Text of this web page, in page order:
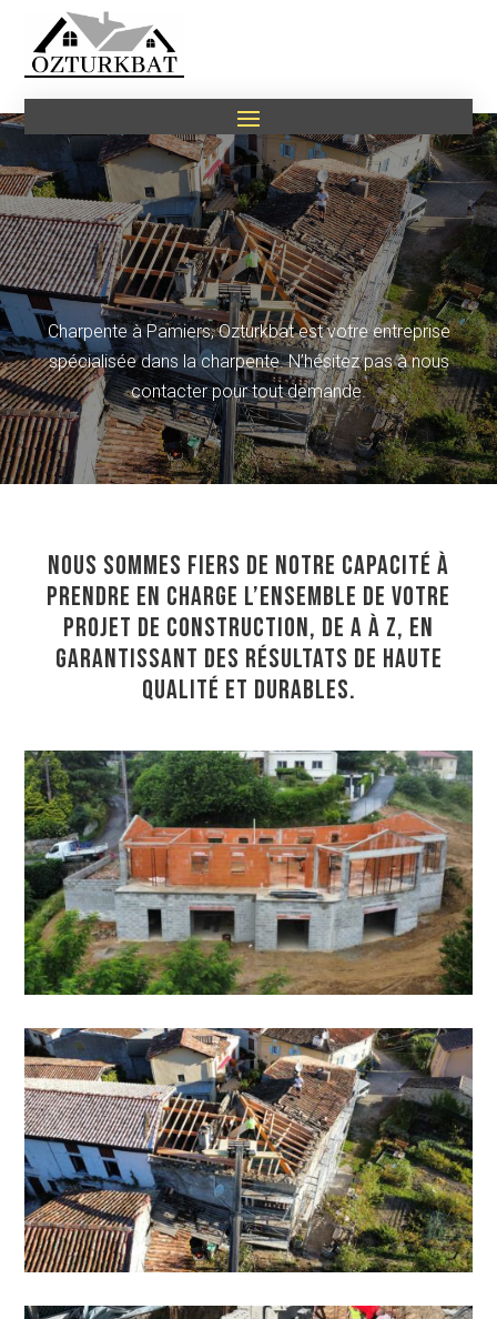
Charpente à Pamiers, Ozturkbat est votre entreprise
spécialisée dans la charpente. N’hésitez pas à nous
contacter pour tout demande.
NOUS SOMMES FIERS DE NOTRE CAPACITÉ À
PRENDRE EN CHARGE L’ENSEMBLE DE VOTRE
PROJET DE CONSTRUCTION, DE A À Z, EN
GARANTISSANT DES RÉSULTATS DE HAUTE
QUALITÉ ET DURABLES.